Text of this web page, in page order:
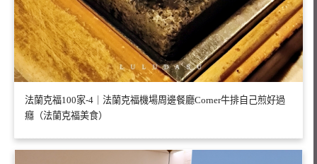
法蘭克福100家-4｜法蘭克福機場周邊餐廳Corner牛排自己煎好過
癮（法蘭克福美食）